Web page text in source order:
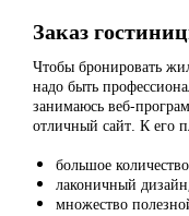
Заказ
Чтобы бронировать
надо быть
занимаюсь веб-
отличный сайт. К его
большое
лаконичный
множество